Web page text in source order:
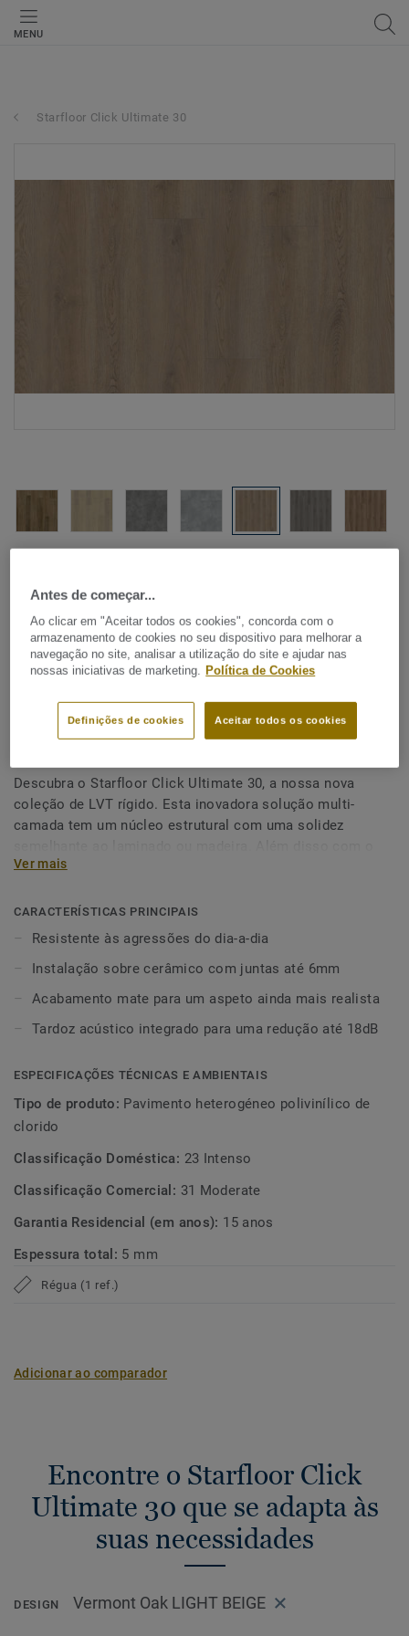
MENU
Starfloor Click Ultimate 30
VISUALIZAR EM QUARTO
Starfloor Click Ultimate 30 -
Vermont Oak LIGHT BEIGE
Descubra o Starfloor Click Ultimate 30, a nossa nova
coleção de LVT rígido. Esta inovadora solução multi-
camada tem um núcleo estrutural com uma solidez
acabamento impermeável característico do LVT, esta
escondendo até algumas pequenas imperfeições do
substrato, requerendo apenas uma preparação mínima.
Bastante resistente a manchas, esta coleção satisfará
todas as suas necessidades criativas. 18 designs
contemporâneos e combinações que estão disponíveis em
utilizadores que querem um design fresco mas que resista
Ver mais
CARACTERÍSTICAS PRINCIPAIS
Resistente às agressões do dia-a-dia
Instalação sobre cerâmico com juntas até 6mm
Acabamento mate para um aspeto ainda mais realista
Tardoz acústico integrado para uma redução até 18dB
ESPECIFICAÇÕES TÉCNICAS E AMBIENTAIS
Tipo de produto: Pavimento heterogéneo polivinílico de
clorido
Classificação Doméstica: 23 Intenso
Classificação Comercial: 31 Moderate
Garantia Residencial (em anos): 15 anos
Espessura total: 5 mm
Régua (1 ref.)
Adicionar ao comparador
Encontre o Starfloor Click
Ultimate 30 que se adapta às
suas necessidades
DESIGN Vermont Oak LIGHT BEIGE
Antes de começar...
Ao clicar em "Aceitar todos os cookies", concorda com o
armazenamento de cookies no seu dispositivo para melhorar a
navegação no site, analisar a utilização do site e ajudar nas
nossas iniciativas de marketing. Política de Cookies
Aceitar todos os cookies
Definições de cookies